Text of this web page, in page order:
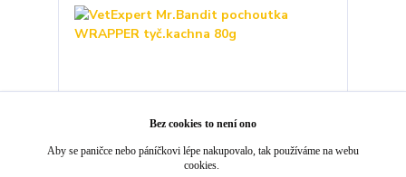
VetExpert Mr.Bandit pochoutka WRAPPER
Bez cookies to není ono
Aby se paničce nebo páníčkovi lépe nakupovalo, tak používáme na webu
cookies.